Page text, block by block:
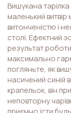
Вишукана тарілка
маленький витвір
витонченістю і
столі. Ефектний
результат
максимально
погляньте, як
насичений синій
крапельок, він
неповторну